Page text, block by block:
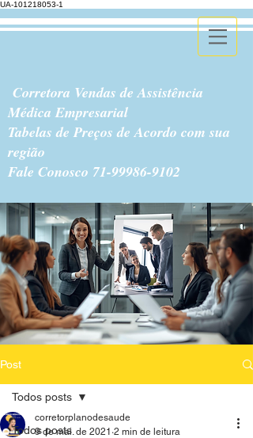
UA-101218053-1
Corretora Vendas de Assistência
Médica Empresarial
Tabelas de Preços de Acordo com sua
região
Fale Conosco 71-99986-9102
Post
Todos posts
Todos posts
corretorplanodesaude
9 de mai. de 2021 2 min de leitura